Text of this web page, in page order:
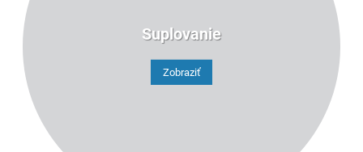
Suplovanie
Zobraziť